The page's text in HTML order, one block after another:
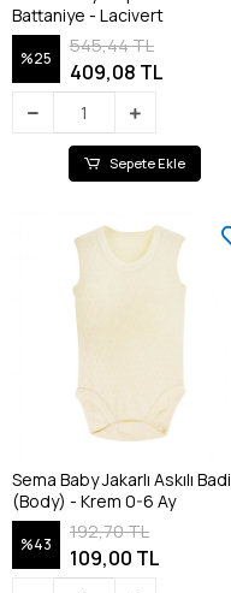
Battaniye - Lacivert
%25
545,44 TL
409,08 TL
Sepete Ekle
Sema Baby Jakarlı Askılı Badi
(Body) - Krem 0-6 Ay
%43
192,70 TL
109,00 TL